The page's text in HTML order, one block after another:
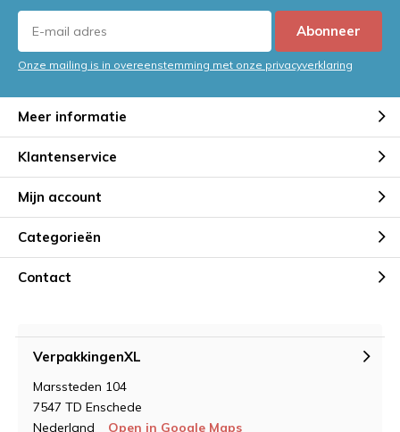
Abonneer
Onze mailing is in overeenstemming met onze privacyverklaring
Meer informatie
Klantenservice
Mijn account
Categorieën
Contact
VerpakkingenXL
Marssteden 104
7547 TD Enschede
Nederland
Open in Google Maps